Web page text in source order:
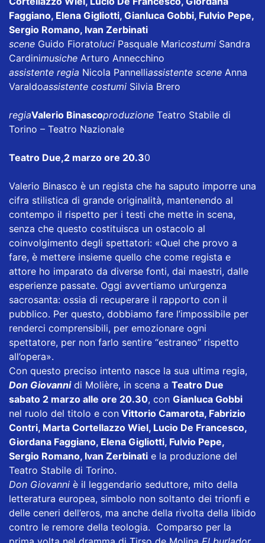
Faggiano, Elena Gigliotti, Gianluca Gobbi, Fulvio Pepe,
Sergio Romano, Ivan Zerbinati
scene Guido Fioratoluci Pasquale Maricostumi Sandra
Cardinimusiche Arturo Annecchino
assistente regia Nicola Pannelliassistente scene Anna
Varaldoassistente costumi Silvia Brero
regiaValerio Binascoproduzione Teatro Stabile di
Torino – Teatro Nazionale
Teatro Due,2 marzo ore 20.30
Valerio Binasco è un regista che ha saputo imporre una
cifra stilistica di grande originalità, mantenendo al
contempo il rispetto per i testi che mette in scena,
senza che questo costituisca un ostacolo al
coinvolgimento degli spettatori: «Quel che provo a
fare, è mettere insieme quello che come regista e
attore ho imparato da diverse fonti, dai maestri, dalle
esperienze passate. Oggi avvertiamo un’urgenza
sacrosanta: ossia di recuperare il rapporto con il
pubblico. Per questo, dobbiamo fare l’impossibile per
renderci comprensibili, per emozionare ogni
spettatore, per non farlo sentire “estraneo” rispetto
all’opera».
Con questo preciso intento nasce la sua ultima regia,
Don Giovannidi Molière, in scena a Teatro Due
sabato 2 marzo alle ore 20.30, con Gianluca Gobbi
nel ruolo del titolo e con Vittorio Camarota, Fabrizio
Contri, Marta Cortellazzo Wiel, Lucio De Francesco,
Giordana Faggiano, Elena Gigliotti, Fulvio Pepe,
Sergio Romano, Ivan Zerbinati e la produzione del
Teatro Stabile di Torino.
Don Giovanni è il leggendario seduttore, mito della
letteratura europea, simbolo non soltanto dei trionfi e
delle ceneri dell’eros, ma anche della rivolta della libido
contro le remore della teologia. Comparso per la